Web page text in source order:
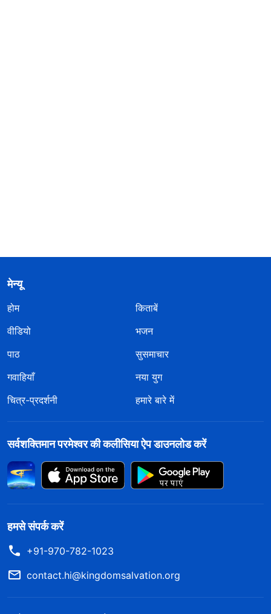
मेन्यू
होम
किताबें
वीडियो
भजन
पाठ
सुसमाचार
गवाहियाँ
नया युग
चित्र-प्रदर्शनी
हमारे बारे में
सर्वशक्तिमान परमेश्वर की कलीसिया ऐप डाउनलोड करें
हमसे संपर्क करें
+91-970-782-1023
contact.hi@kingdomsalvation.org